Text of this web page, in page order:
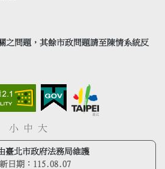
之問題，其餘市政問題請至陳情系統反
小 中 大
臺北市政府法務局維護
日期： 115.08.07